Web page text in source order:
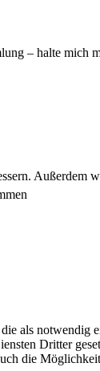
– halte mich
Außerdem
als notwendig
Dritter
die